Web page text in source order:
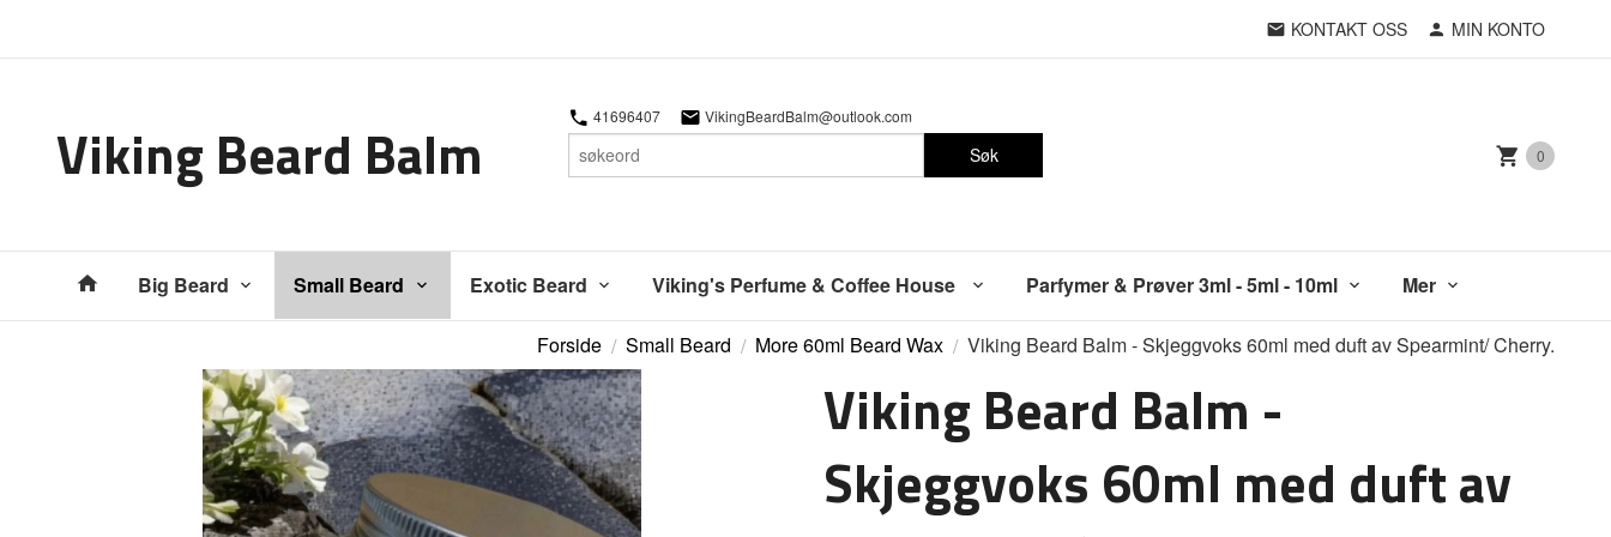
KONTAKT OSS MIN KONTO
Viking Beard Balm 41696407 VikingBeardBalm@outlook.com
Søk 0
Produkter
Big Beard Small Beard Exotic Beard Viking's Perfume & Coffee House Parfymer & Prøver 3ml - 5ml - 10ml Mer
Forside Small Beard More 60ml Beard Wax Viking Beard Balm - Skjeggvoks 60ml med duft av Spearmint/ Cherry.
Viking Beard Balm -
Skjeggvoks 60ml med duft av